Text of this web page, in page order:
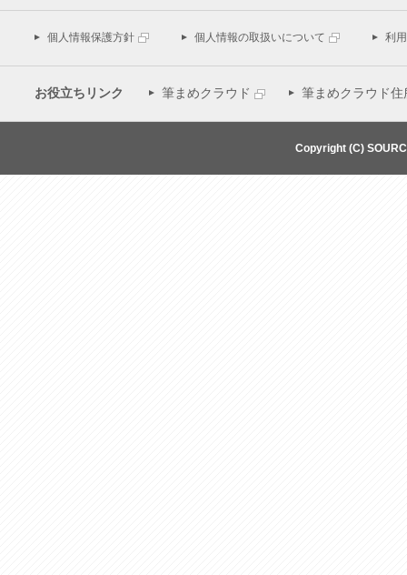
個人情報保護方針 個人情報の取扱いについて 利
お役立ちリンク 筆まめクラウド 筆まめクラウド住
Copyright (C)